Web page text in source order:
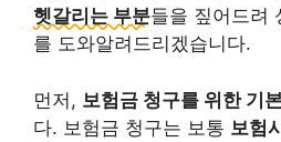
헷갈리는 부분들을 짚어드려
를 도와알려드리겠습니다.
먼저, 보험금 청구를 위한 기
다. 보험금 청구는 보통 보험